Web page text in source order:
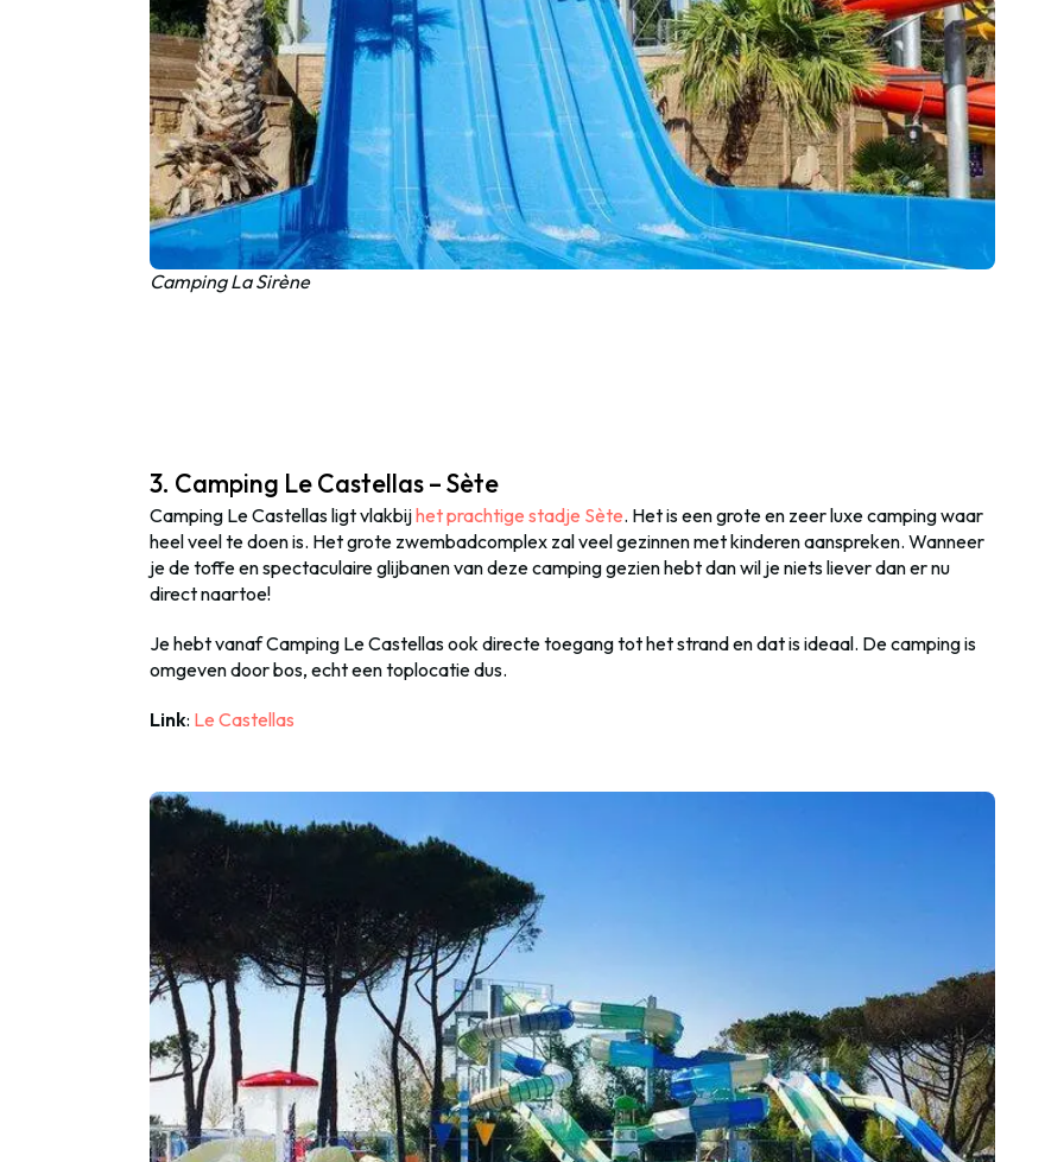
Camping La Sirène
3. Camping Le Castellas – Sète
Camping Le Castellas ligt vlakbijhet prachtige stadje Sète. Het is een grote en zeer luxe camping waar
heel veel te doen is. Het grote zwembadcomplex zal veel gezinnen met kinderen aanspreken. Wanneer
je de toffe en spectaculaire glijbanen van deze camping gezien hebt dan wil je niets liever dan er nu
direct naartoe!
Je hebt vanaf Camping Le Castellas ook directe toegang tot het strand en dat is ideaal. De camping is
omgeven door bos, echt een toplocatie dus.
Link: Le Castellas